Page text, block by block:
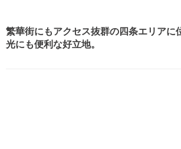
繁華街にもアクセス抜群の四条エリアに
光にも便利な好立地。